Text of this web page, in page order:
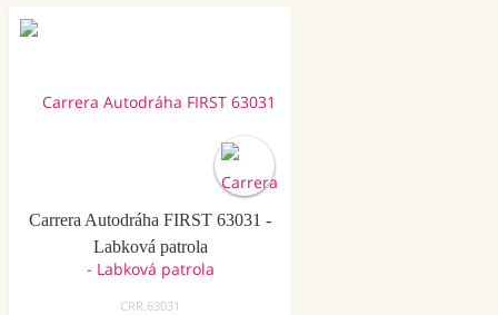
Carrera Autodráha FIRST 63031 -
Labková patrola
CRR.63031